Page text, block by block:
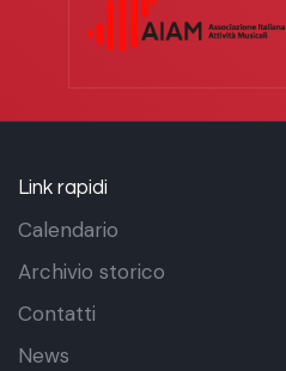
Link rapidi
Calendario
Archivio storico
Contatti
News